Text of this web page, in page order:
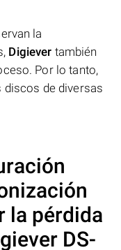
la
Digiever también
Por lo tanto,
discos de diversas
la pérdida
DS-